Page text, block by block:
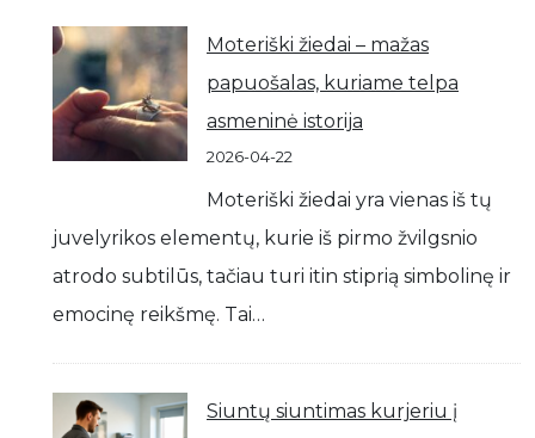
Moteriški žiedai – mažas
papuošalas, kuriame telpa
asmeninė istorija
2026-04-22
Moteriški žiedai yra vienas iš tų
juvelyrikos elementų, kurie iš pirmo žvilgsnio
atrodo subtilūs, tačiau turi itin stiprią simbolinę ir
emocinę reikšmę. Tai…
Siuntų siuntimas kurjeriu į